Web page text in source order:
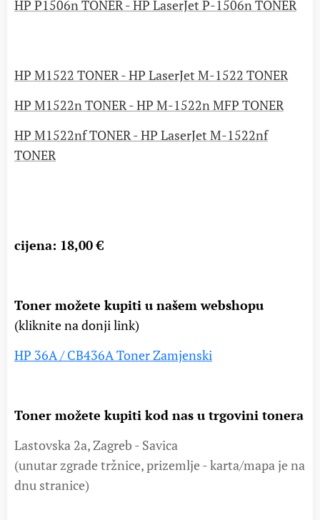
HP P1506n TONER - HP LaserJet P-1506n TONER
HP M1522 TONER - HP LaserJet M-1522 TONER
HP M1522n TONER - HP M-1522n MFP TONER
HP M1522nf TONER - HP LaserJet M-1522nf
TONER
cijena: 18,00 €
Toner možete kupiti u našem webshopu
(kliknite na donji link)
HP 36A / CB436A Toner Zamjenski
Toner možete kupiti kod nas u trgovini tonera
Lastovska 2a, Zagreb - Savica
(unutar zgrade tržnice, prizemlje - karta/mapa je na
dnu stranice)